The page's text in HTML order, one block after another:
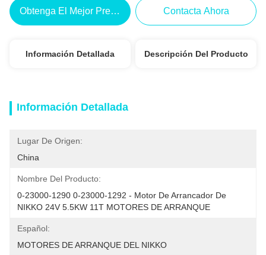
Obtenga El Mejor Precio Contacta Ahora
Información Detallada Descripción Del Producto
Información Detallada
Lugar De Origen:
China
Nombre Del Producto:
0-23000-1290 0-23000-1292 - Motor De Arrancador De
NIKKO 24V 5.5KW 11T MOTORES DE ARRANQUE
Español:
MOTORES DE ARRANQUE DEL NIKKO